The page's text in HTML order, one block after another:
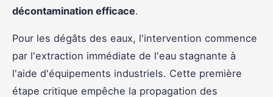
décontamination efficace.
Pour les dégâts des eaux, l'intervention commence
par l'extraction immédiate de l'eau stagnante à
l'aide d'équipements industriels. Cette première
étape critique empêche la propagation des